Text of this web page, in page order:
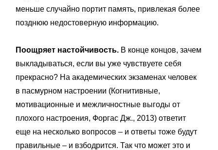
меньше случайно портит память, привлекая более
позднюю недостоверную информацию.
Поощряет настойчивость. В конце концов, зачем
выкладываться, если вы уже чувствуете себя
прекрасно? На академических экзаменах человек
в пасмурном настроении (Когнитивные,
мотивационные и межличностные выгоды от
плохого настроения, Форгас Дж., 2013) ответит
еще на несколько вопросов – и ответы тоже будут
правильные – и взбодрится. Так что может это и